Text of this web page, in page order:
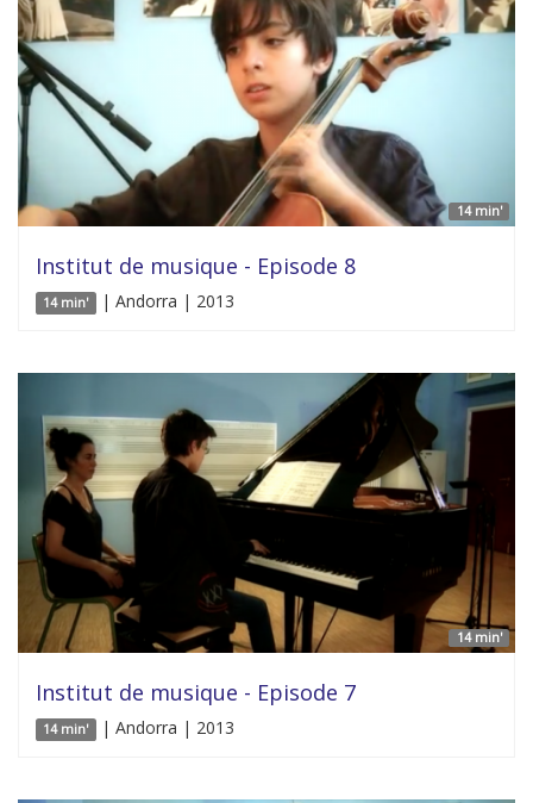
14 min'
Institut de musique - Episode 8
14 min' | Andorra | 2013
14 min'
Institut de musique - Episode 7
14 min' | Andorra | 2013